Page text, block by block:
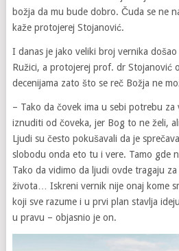
božja da mu bude dobro. Čuda se ne
kaže protojerej Stojanović.
I danas je jako veliki broj vernika
Ružici, a protojerej prof. dr Stojanović
decenijama zato što se reč Božja ne
– Tako da čovek ima u sebi potrebu
iznuditi od čoveka, jer Bog to ne želi,
Ljudi su često pokušavali da je
slobodu onda eto tu i vere. Tamo gde
Tako da vidimo da ljudi ovde tragaju
života… Iskreni vernik nije onaj kome
koji sve razume i u prvi plan stavlja
u pravu – objasnio je on.